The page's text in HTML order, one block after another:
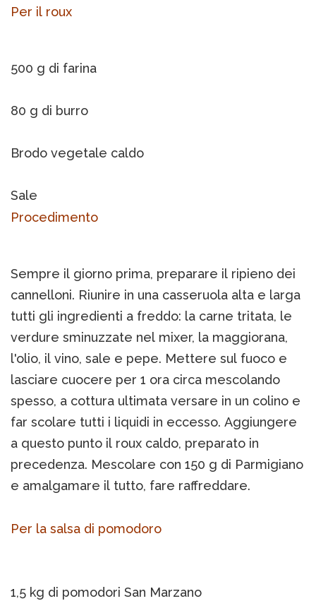
Per il roux
500 g di farina
80 g di burro
Brodo vegetale caldo
Sale
Procedimento
Sempre il giorno prima, preparare il ripieno dei
cannelloni. Riunire in una casseruola alta e larga
tutti gli ingredienti a freddo: la carne tritata, le
verdure sminuzzate nel mixer, la maggiorana,
l'olio, il vino, sale e pepe. Mettere sul fuoco e
lasciare cuocere per 1 ora circa mescolando
spesso, a cottura ultimata versare in un colino e
far scolare tutti i liquidi in eccesso. Aggiungere
a questo punto il roux caldo, preparato in
precedenza. Mescolare con 150 g di Parmigiano
e amalgamare il tutto, fare raffreddare.
Per la salsa di pomodoro
1,5 kg di pomodori San Marzano